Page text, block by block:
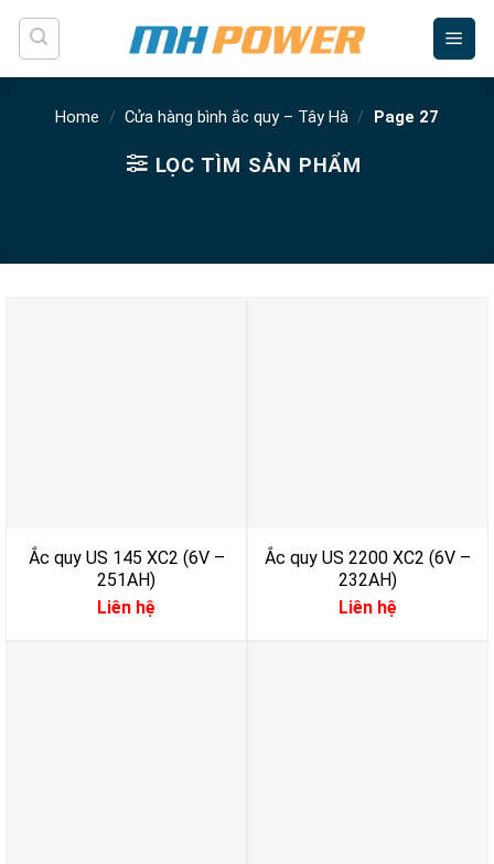
Skip
content
Home / Cửa hàng bình ắc quy – Tây Hà / Page 27
LỌC TÌM SẢN PHẨM
Ắc quy US 145 XC2 (6V –
251AH)
Liên hệ
Ắc quy US 2200 XC2 (6V –
232AH)
Liên hệ